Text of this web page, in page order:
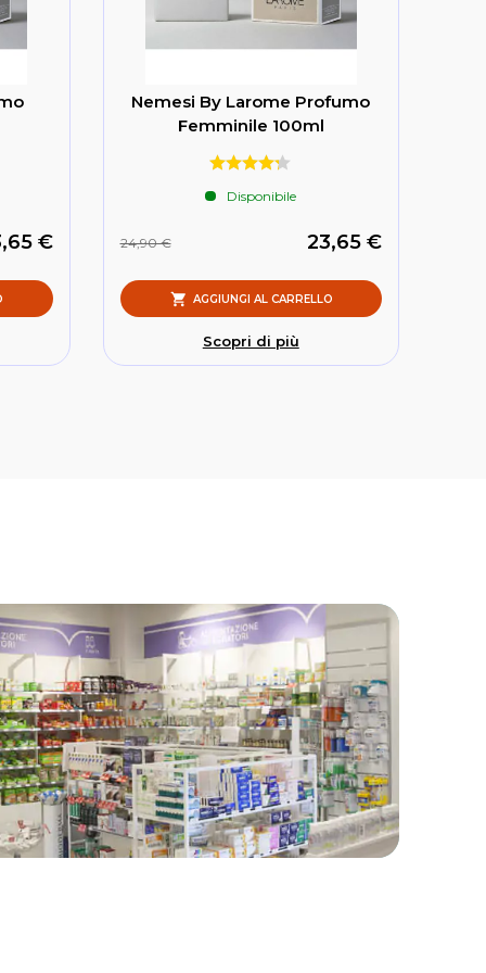
€
Nemesi By Larome Profumo
Femminile 100ml
Disponibile
23,65 €
24,90 €
AGGIUNGI AL CARRELLO
Scopri di più